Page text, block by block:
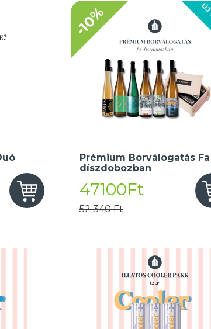
-10%
Prémium Borválogatás Fa
díszdobozban
47100Ft
52 340 Ft